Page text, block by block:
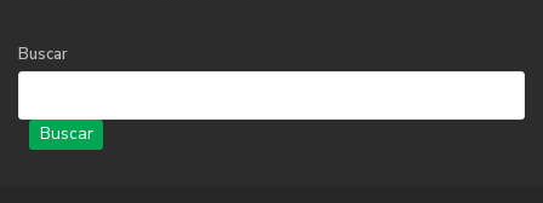
Buscar
Buscar